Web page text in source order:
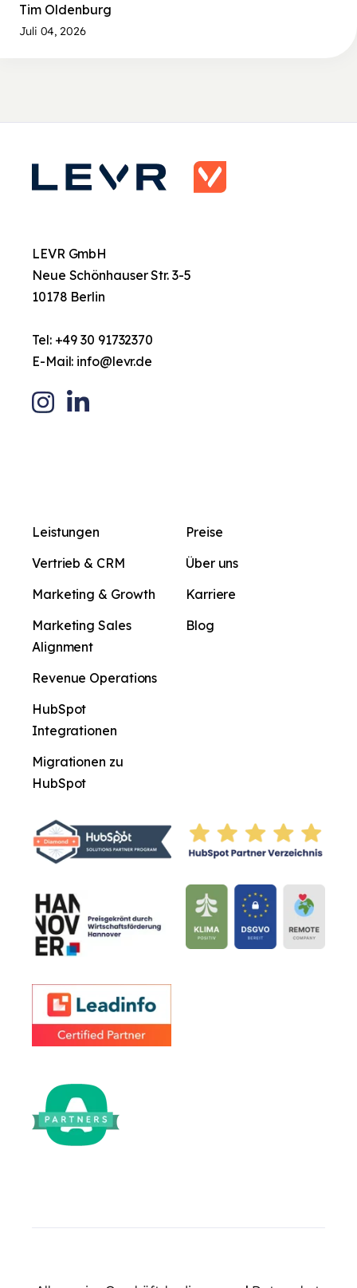
Tim Oldenburg
Juli 04, 2026
LEVR GmbH
Neue Schönhauser Str. 3-5
10178 Berlin
Tel: +49 30 91732370
E-Mail: info@levr.de
Leistungen
Vertrieb & CRM
Marketing & Growth
Marketing Sales
Alignment
Revenue Operations
HubSpot
Integrationen
Migrationen zu
HubSpot
Preise
Über uns
Karriere
Blog